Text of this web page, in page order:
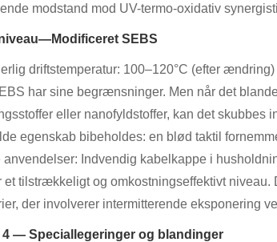
modstand mod UV-termo-oxidativ
SEBS
driftstemperatur: 100–120°C (efter ændring)
har sine begrænsninger. Men når det
eller nanofyldstoffer, kan det skubbes
egenskab bibeholdes: en blød taktil
anvendelser: Indvendig kabelkappe i
et tilstrækkeligt og omkostningseffektivt
der involverer intermitterende eksponering
4 — Speciallegeringer og blandinger